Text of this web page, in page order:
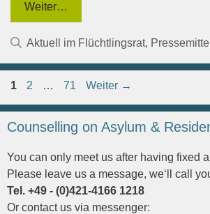
Weiter…
Kategorien
Aktuell im Flüchtlingsrat,
Seite
1 Seite
2 … Seite
71 Weiter →
Counselling on Asylum &
You can only meet us after having fixed
Please leave us a message, we‘ll call
Tel. +49 - (0)421-4166 1218
Or contact us via messenger: